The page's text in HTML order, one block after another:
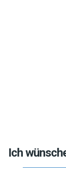
Ich